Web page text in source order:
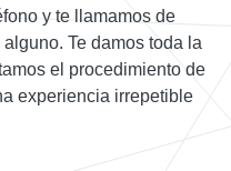
y te llamamos de
Te damos toda la
el procedimiento de
experiencia irrepetible